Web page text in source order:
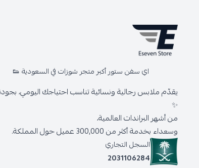
اي سفن ستور أكبر متجر شوزات في السعودية 👟
يقدّم ملابس رجالية ونسائية تناسب احتياجك اليومي،
✨
من أشهر البراندات العالمية،
وسعداء بخدمة أكثر من 300,000 عميل حول المملكة.
السجل التجاري
2031106284